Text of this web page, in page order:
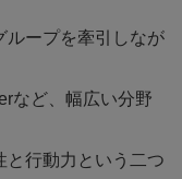
ループを牽引しなが
など、幅広い分野
と行動力という二つ